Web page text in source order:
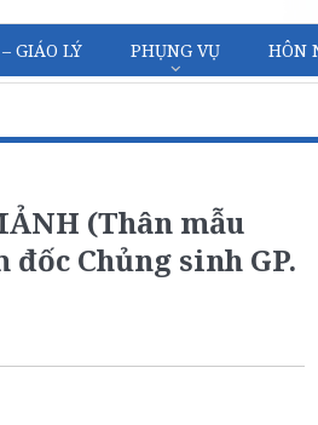
GIÁO LÝ PHỤNG VỤ HÔN
(Thân mẫu
Chủng sinh GP.